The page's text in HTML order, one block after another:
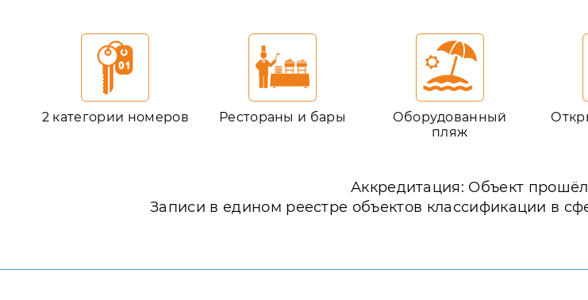
2 категории номеров Рестораны и бары
Оборудованный
пляж
Аккредитация: Объект
Записи в едином реестре объектов классификации в